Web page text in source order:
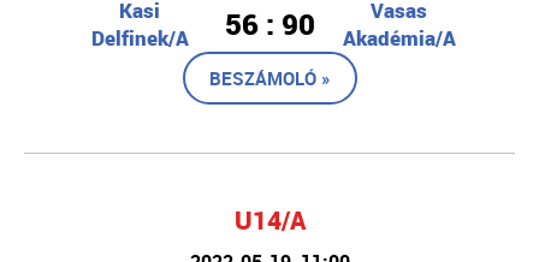
Kasi
Delfinek/A
56 : 90
Vasas
Akadémia/A
BESZÁMOLÓ »
U14/A